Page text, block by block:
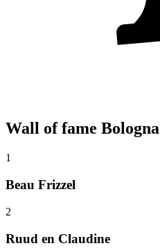
Wall of fame Bologna
1
Beau Frizzel
2
Ruud en Claudine